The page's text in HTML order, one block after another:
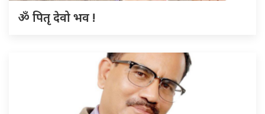
ॐ पितृ देवो भव !